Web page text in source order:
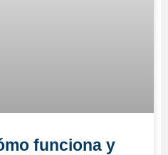
funciona y